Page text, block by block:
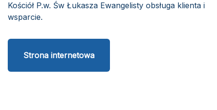
Kościół P.w. Św Łukasza Ewangelisty obsługa klienta i
wsparcie.
Strona internetowa